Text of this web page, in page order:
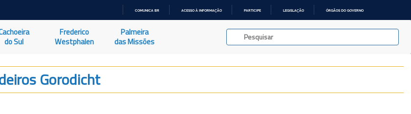
O
COMUNICA BR ACESSO À INFORMAÇÃO PARTICIPE LEGISLAÇÃO ÓRGÃOS DO GOVERNO
do Sul
Frederico
Westphalen
Palmeira
das Missões
Gorodicht